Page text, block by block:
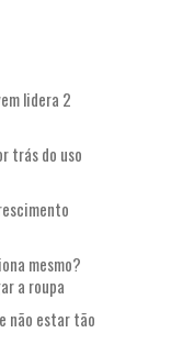
lidera 2
trás do uso
mesmo?
a roupa
não estar tão